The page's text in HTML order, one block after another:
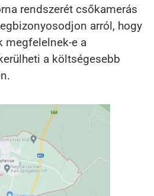
rendszerét csőkamerás
arról, hogy
megfelelnek-e a
a költségesebb